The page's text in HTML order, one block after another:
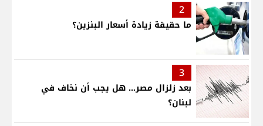
2
ما حقيقة زيادة أسعار البنزين؟
3
بعد زلزال مصر... هل يجب أن نخاف في
لبنان؟